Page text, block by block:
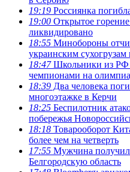
19:19 Россиянка
19:00 Открытое
ликвидировано
18:55 Минобороны
украинским
18:47Школьники из РФ
чемпионами на
18:39 Два человека
многоэтажке в Керчи
18:25 Беспилотник
побережья
18:18 Товарооборот
более чем на четверть
17:55 Мужчина получил
Белгородскую область